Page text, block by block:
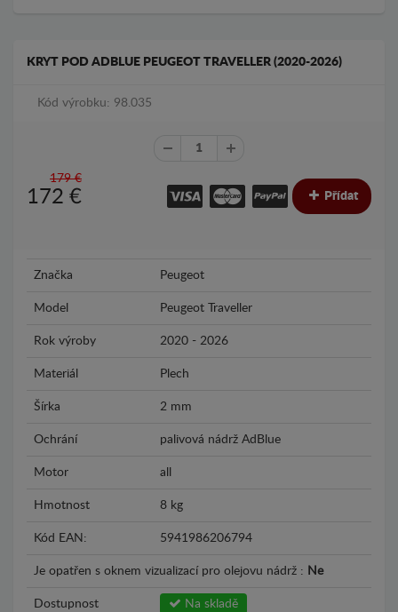
KRYT POD ADBLUE PEUGEOT TRAVELLER (2020-2026)
Kód výrobku: 98.035
179 €
172 € Přídat
Značka Peugeot
Model Peugeot Traveller
Rok výroby 2020 - 2026
Materiál Plech
Šírka 2 mm
Ochrání palivová nádrž AdBlue
Motor all
Hmotnost 8 kg
Kód EAN: 5941986206794
Je opatřen s oknem vizualizací pro olejovu nádrž : Ne
Dostupnost Na skladě